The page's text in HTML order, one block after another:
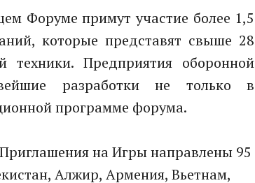
Форуме примут участие более 1,5
которые представят свыше 28
техники. Предприятия оборонной
разработки не только в
программе форума.
на Игры направлены 95
Алжир, Армения, Вьетнам,